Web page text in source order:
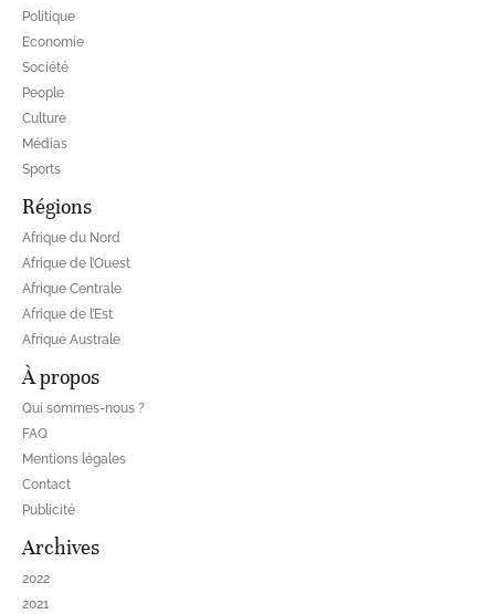
Politique
Economie
Société
People
Culture
Médias
Sports
Régions
Afrique du Nord
Afrique de l’Ouest
Afrique Centrale
Afrique de l’Est
Afrique Australe
À propos
Qui sommes-nous ?
FAQ
Mentions légales
Contact
Publicité
Archives
2022
2021